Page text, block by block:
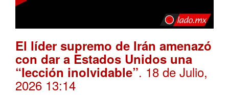
El líder supremo de Irán amenazó
con dar a Estados Unidos una
“lección inolvidable”. 18 de Julio,
2026 13:14